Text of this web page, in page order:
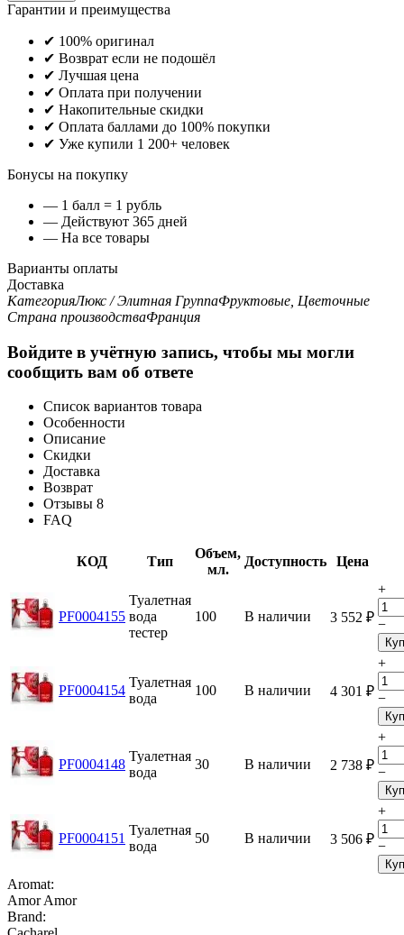
Гарантии и преимущества
✔ 100% оригинал
✔ Возврат если не подошёл
✔ Лучшая цена
✔ Оплата при получении
✔ Накопительные скидки
✔ Оплата баллами до 100% покупки
✔ Уже купили 1 200+ человек
Бонусы на покупку
— 1 балл = 1 рубль
— Действуют 365 дней
— На все товары
Варианты оплаты
Доставка
КатегорияЛюкс / Элитная ГруппаФруктовые, Цветочные
Страна производстваФранция
Войдите в учётную запись, чтобы мы могли
сообщить вам об ответе
Список вариантов товара
Особенности
Описание
Скидки
Доставка
Возврат
Отзывы 8
FAQ
КОД Тип
Объем,
мл.
Доступность Цена
PF0004155
Туалетная
вода
тестер
100 В наличии 3 552 ₽
+
−
PF0004154
Туалетная
вода
100 В наличии 4 301 ₽
+
−
PF0004148
Туалетная
вода
30 В наличии 2 738 ₽
+
−
PF0004151
Туалетная
вода
50 В наличии 3 506 ₽
+
−
Aromat:
Amor Amor
Brand: